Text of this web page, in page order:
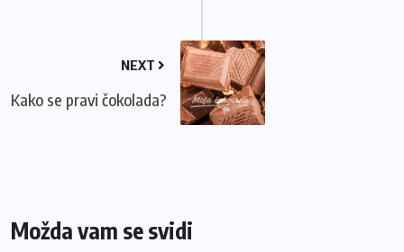
NEXT
Kako se pravi čokolada?
Možda vam se svidi